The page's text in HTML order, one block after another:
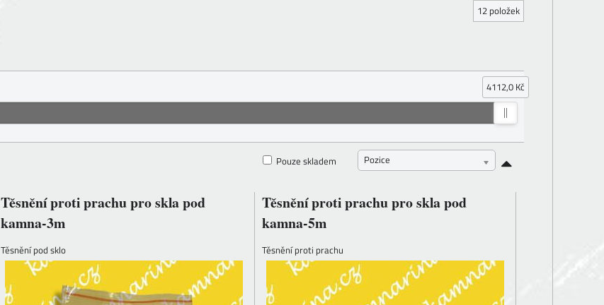
12 položek
4112,0 Kč
Pozice
Pouze skladem
Těsnění proti prachu pro skla pod
kamna-3m
Těsnění pod sklo
Těsnění proti prachu pro skla pod
kamna-5m
Těsnění proti prachu